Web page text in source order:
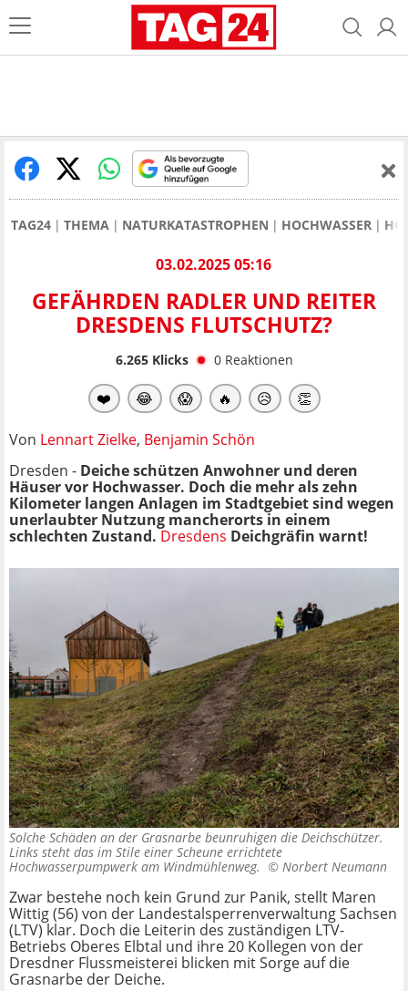
TAG24 THEMA NATURKATASTROPHEN HOCHWASSER
03.02.2025 05:16
GEFÄHRDEN RADLER UND REITER
DRESDENS FLUTSCHUTZ?
6.265Klicks 0 Reaktionen
❤️ 😂 😱 🔥 😥 👏
Von Lennart Zielke, Benjamin Schön
Dresden - Deiche schützen Anwohner und deren
Häuser vor Hochwasser. Doch die mehr als zehn
Kilometer langen Anlagen im Stadtgebiet sind wegen
unerlaubter Nutzung mancherorts in einem
schlechten Zustand. Dresdens Deichgräfin warnt!
Solche Schäden an der Grasnarbe beunruhigen die Deichschützer.
Links steht das im Stile einer Scheune errichtete
Hochwasserpumpwerk am Windmühlenweg. © Norbert Neumann
Zwar bestehe noch kein Grund zur Panik, stellt Maren
Wittig (56) von der Landestalsperrenverwaltung Sachsen
(LTV) klar. Doch die Leiterin des zuständigen LTV-
Betriebs Oberes Elbtal und ihre 20 Kollegen von der
Dresdner Flussmeisterei blicken mit Sorge auf die
Grasnarbe der Deiche.